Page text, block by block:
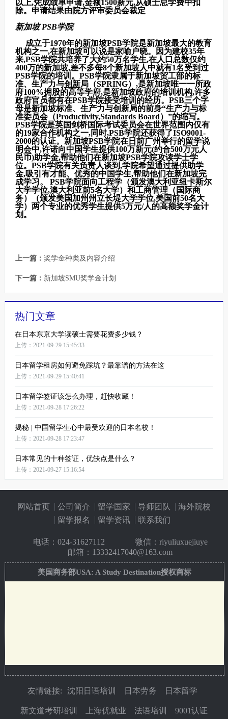
以上,凭成绩单申请,金额1500新元,从硕士总学费中扣
除。申请结果由院方评审委员会裁定
新加坡 PSB学院
成立于1970年的新加坡PSB学院是新加坡最大的教育
机构之一,在新加坡可以说是家喻户晓。因为建校35年
来,PSB学院共培养了大约50万名学生,在人口总数仅约
400万的新加坡,差不多每8个新加坡人中就有1名受到过
PSB学院的培训。PSB学院隶属于新加坡贸工部的标
准、生产力与创新局（SPRING）,是新加坡唯一一所政
府100%拥股的高等学府,是新加坡政府的培训机构,许多
政府官员都有在PSB学院接受培训的经历。PSB三个字
母是新加坡标准、生产力与创新局的前身“生产力与标
准委员会（Productivity,Standards Board）”的缩写。
PSB学院是英国剑桥国际考试委员会在世界范围内仅有
的19家合作机构之一,同时,PSB学院还获得了ISO9001-
2000的认证。新加坡PSB学院在日前广州举行的留学说
明会中,许诺向中国学生提供100万新元(约合500万元人
民币)助学金,帮助他们在新加坡PSB学院攻读学士学
位。PSB学院有关负责人谈到,学院希望通过提供助学
金,吸引有才能、优秀的中国学生,帮助他们在新加坡完
成学习。 PSB学院面向工程学（颁发澳大利亚纽卡斯尔
大学学位,澳大利亚前5名大学）和工商管理（国际商
务）（颁发美国加州州立长堤大学学位,美国前50名大
学）两个专业的优秀学生提供5万元/人的高额奖学金计
划。
上一篇： 奖学金种类及内容介绍
下一篇： 新加坡SMU奖学金计划
热门文章
在日本东京大学读硕士需要花费多少钱？
上传：2021-09-29 15:45:33
日本留学租房如何避免踩坑？最靠谱的方法在这
上传：2021-09-29 15:40:41
日本留学签证该怎么办理，赶快收藏！
上传：2021-09-28 17:26:22
揭秘 | 中国留学生心中最受欢迎的日本名校！
上传：2021-09-28 17:23:47
日本常见的十种签证，优缺点是什么？
上传：2021-09-27 15:16:54
网站首页 公司简介 留学国家 导师团队
海外院校
留学报名
留学资讯 联系我们
电话： 024-31627112
微信：riyuliuxuejiuye
邮箱：13332417040@163.com
美国商务部USA: A Study Destination授权商标
友情链接: 沈阳日语培训 日本劳务 日本留学
新文道考研培训 上海优就业 法语培训 9001认证